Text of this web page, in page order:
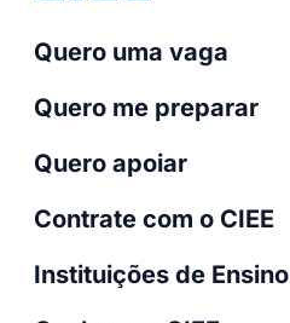
Quero uma vaga
Quero me preparar
Quero apoiar
Contrate com o CIEE
Instituições de Ensino